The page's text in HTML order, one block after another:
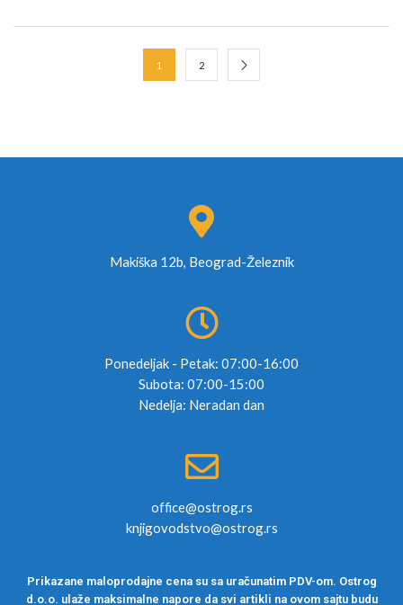
1 2
Makiška 12b, Beograd-Železnik
Ponedeljak - Petak: 07:00-16:00
Subota: 07:00-15:00
Nedelja: Neradan dan
office@ostrog.rs
knjigovodstvo@ostrog.rs
Prikazane maloprodajne cena su sa uračunatim PDV-om. Ostrog
d.o.o. ulaže maksimalne napore da svi artikli na ovom sajtu budu